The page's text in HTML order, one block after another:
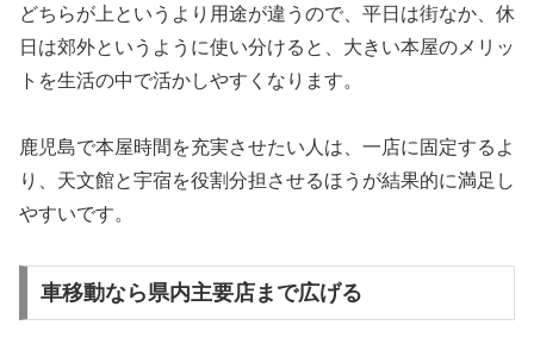
どちらが上というより用途が違うので、平日は街なか、休
日は郊外というように使い分けると、大きい本屋のメリッ
トを生活の中で活かしやすくなります。
鹿児島で本屋時間を充実させたい人は、一店に固定するよ
り、天文館と宇宿を役割分担させるほうが結果的に満足し
やすいです。
車移動なら県内主要店まで広げる